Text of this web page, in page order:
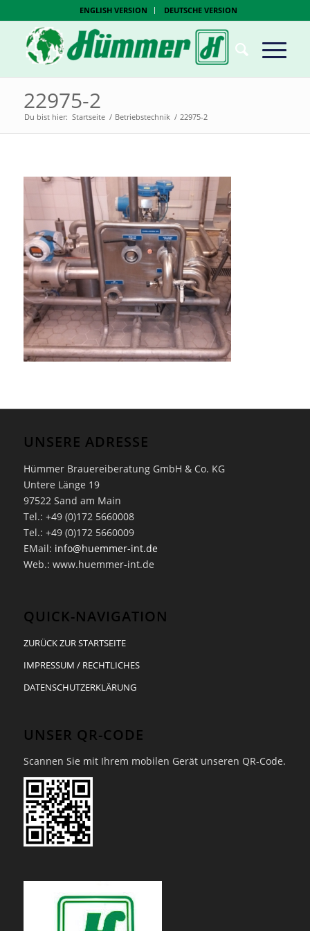
ENGLISH VERSION DEUTSCHE VERSION
22975-2
Du bist hier: Startseite / Betriebstechnik / 22975-2
UNSERE ADRESSE
Hümmer Brauereiberatung GmbH & Co. KG
Untere Länge 19
97522 Sand am Main
Tel.: +49 (0)172 5660008
Tel.: +49 (0)172 5660009
EMail: info@huemmer-int.de
Web.: www.huemmer-int.de
QUICK-NAVIGATION
ZURÜCK ZUR STARTSEITE
IMPRESSUM / RECHTLICHES
DATENSCHUTZERKLÄRUNG
UNSER QR-CODE
Scannen Sie mit Ihrem mobilen Gerät unseren QR-Code.